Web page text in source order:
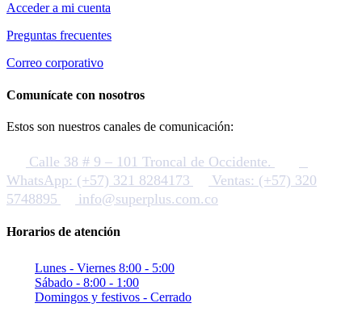
Acceder a mi cuenta
Preguntas frecuentes
Correo corporativo
Comunícate con nosotros
Estos son nuestros canales de comunicación:
Calle 38 # 9 – 101 Troncal de Occidente.
WhatsApp: (+57) 321 8284173
Ventas: (+57) 320
5748895
info@superplus.com.co
Horarios de atención
Lunes - Viernes 8:00 - 5:00
Sábado - 8:00 - 1:00
Domingos y festivos - Cerrado